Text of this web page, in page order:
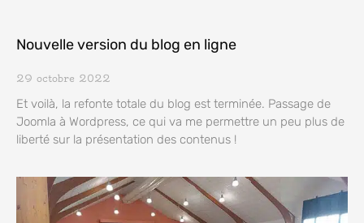
Nouvelle version du blog en ligne
29 octobre 2022
Et voilà, la refonte totale du blog est terminée. Passage de
Joomla à Wordpress, ce qui va me permettre un peu plus de
liberté sur la présentation des contenus !